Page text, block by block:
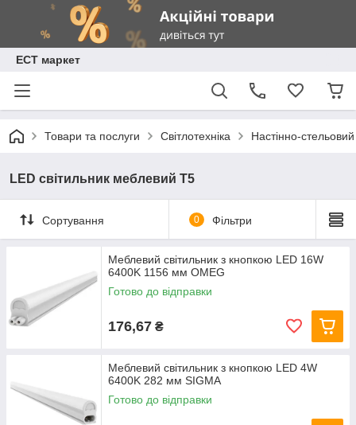
ЕСТ маркет
Товари та послуги Світлотехніка Настінно-
LED світильник меблевий Т5
Сортування 0 Фільтри
Меблевий світильник з кнопкою LED 16W
6400K 1156 мм OMEG
Готово до відправки
176,67 ₴
Меблевий світильник з кнопкою LED 4W
6400K 282 мм SIGMA
Готово до відправки